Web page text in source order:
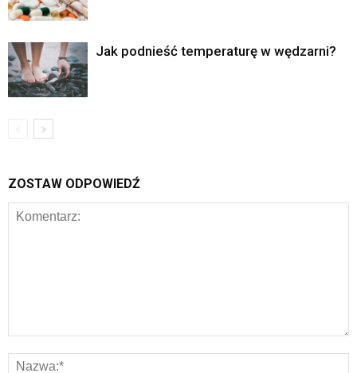
Jak podnieść temperaturę w wędzarni?
ZOSTAW ODPOWIEDŹ